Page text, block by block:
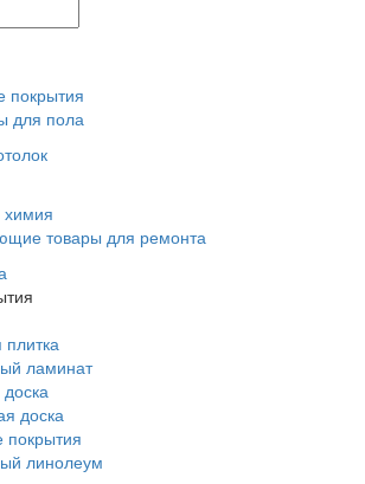
покрытия
для пола
химия
товары для ремонта
ламинат
доска
покрытия
линолеум